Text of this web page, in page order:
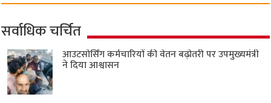
सर्वाधिक चर्चित
आउटसोर्सिंग कर्मचारियों की वेतन बढ़ोतरी पर उपमुख्यमंत्री
ने दिया आश्वासन